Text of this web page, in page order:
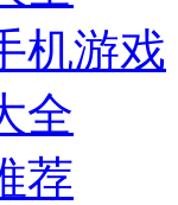
机游戏
全
荐